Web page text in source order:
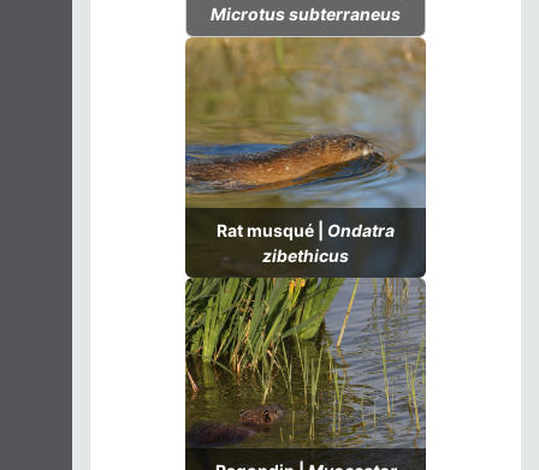
Microtus subterraneus
Rat musqué | Ondatra
zibethicus